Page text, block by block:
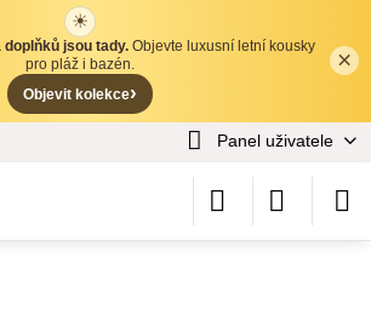
✕
×
☀
jsou tady. Objevte luxusní letní kousky
pro pláž i bazén.
Objevit kolekce›
Panel uživatele